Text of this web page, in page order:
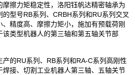
擦力矩稳定性，洛阳钰帆达精密轴承为
型号RB系列、CRBH系列和RU系列交叉
精度高、摩擦力矩小，施加有预载荷刚
类型机器人的第三轴和第五轴关节部
的RU系列、RB系列和RA-C系列高刚性
接、切割工业机器人第三轴、五轴关节